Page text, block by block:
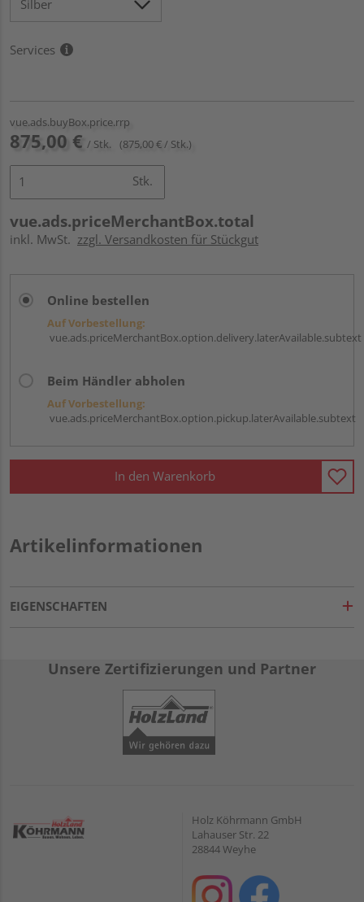
Services
vue.ads.buyBox.price.rrp
875,00 € / Stk. (875,00 € / Stk.)
Stk.
vue.ads.priceMerchantBox.total
inkl. MwSt. zzgl. Versandkosten für Stückgut
Online bestellen
Auf Vorbestellung:
vue.ads.priceMerchantBox.option.delivery.laterAvailable.subtext
Beim Händler abholen
Auf Vorbestellung:
vue.ads.priceMerchantBox.option.pickup.laterAvailable.subtext
In den Warenkorb
Artikelinformationen
EIGENSCHAFTEN
Unsere Zertifizierungen und Partner
Holz Köhrmann GmbH
Lahauser Str. 22
28844 Weyhe